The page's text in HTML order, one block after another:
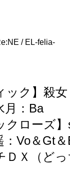
/ EL-felia-
ック】殺
月：Ba
クローズ
Vo＆Gt
ＤＸ（ど